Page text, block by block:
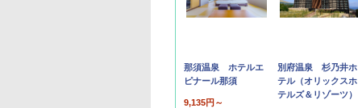
那須温泉 ホテルエ
ピナール那須
9,135円～
別府温泉 杉乃井ホ
テル（オリックスホ
テルズ＆リゾーツ）